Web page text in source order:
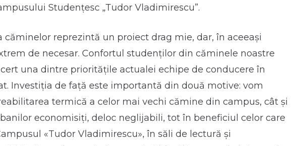
Studențesc „Tudor Vladimirescu”.
căminelor reprezintă un proiect drag mie, dar, în aceeași
de necesar. Confortul studenților din căminele noastre
una dintre prioritățile actualei echipe de conducere în
Investiția de față este importantă din două motive: vom
termică a celor mai vechi cămine din campus, cât și
economisiți, deloc neglijabili, tot în beneficiul celor care
«Tudor Vladimirescu», în săli de lectură și